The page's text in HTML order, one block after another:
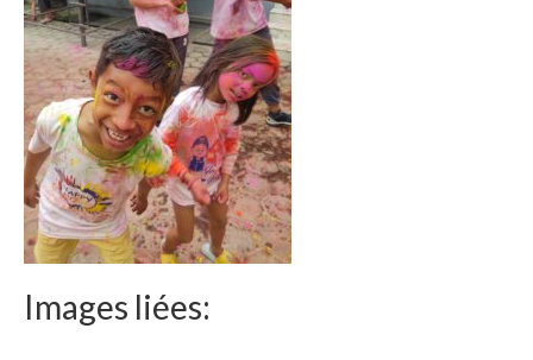
Le Népal
Documents
Parrainages
Missions 2023
Actualités
Nous contacter
Images liées: